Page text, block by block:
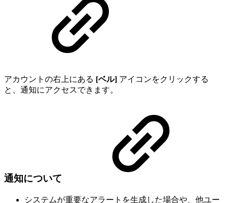
アカウントの右上にある [ベル] アイコンをクリックする
と、通知にアクセスできます。
通知について
システムが重要なアラートを生成した場合や、他ユー